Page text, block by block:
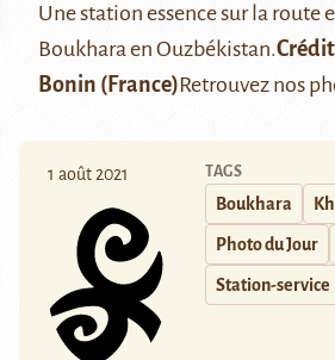
Une station essence sur la route
Boukharaen Ouzbékistan.
Bonin (France)Retrouvez nos
1 août 2021 TAGS
Boukhara
Photo du Jour
Station-service